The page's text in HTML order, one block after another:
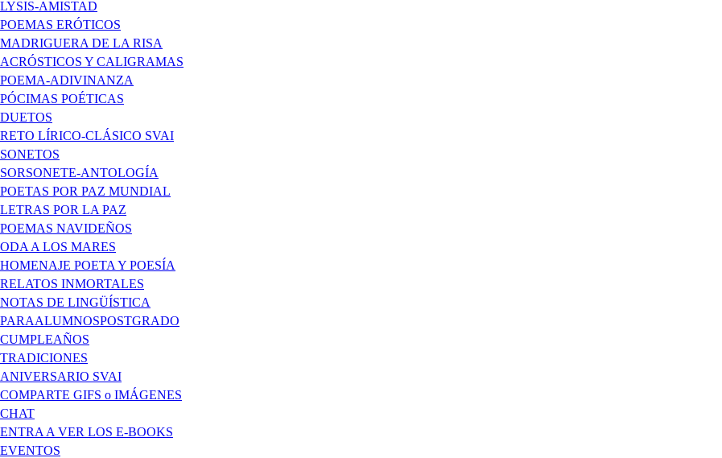
LYSIS-AMISTAD
POEMAS ERÓTICOS
MADRIGUERA DE LA RISA
ACRÓSTICOS Y CALIGRAMAS
POEMA-ADIVINANZA
PÓCIMAS POÉTICAS
DUETOS
RETO LÍRICO-CLÁSICO SVAI
SONETOS
SORSONETE-ANTOLOGÍA
POETAS POR PAZ MUNDIAL
LETRAS POR LA PAZ
POEMAS NAVIDEÑOS
ODA A LOS MARES
HOMENAJE POETA Y POESÍA
RELATOS INMORTALES
NOTAS DE LINGÜÍSTICA
PARAALUMNOSPOSTGRADO
CUMPLEAÑOS
TRADICIONES
ANIVERSARIO SVAI
COMPARTE GIFS o IMÁGENES
CHAT
ENTRA A VER LOS E-BOOKS
EVENTOS